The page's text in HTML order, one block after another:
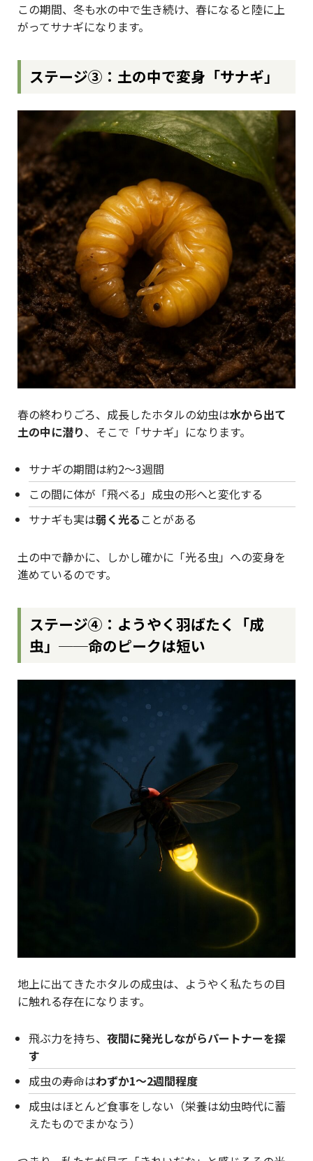
この期間、冬も水の中で生き続け、春になると陸に上
がってサナギになります。
ステージ③：土の中で変身「サナギ」
春の終わりごろ、成長したホタルの幼虫は水から出て
土の中に潜り、そこで「サナギ」になります。
サナギの期間は約2〜3週間
この間に体が「飛べる」成虫の形へと変化する
サナギも実は弱く光る ことがある
土の中で静かに、しかし確かに「光る虫」への変身を
進めているのです。
ステージ④：ようやく羽ばたく「成
虫」──命のピークは短い
地上に出てきたホタルの成虫は、ようやく私たちの目
に触れる存在になります。
飛ぶ力を持ち、 夜間に発光しながらパートナーを探
す
成虫の寿命はわずか1〜2週間程度
成虫はほとんど食事をしない（栄養は幼虫時代に蓄
えたものでまかなう）